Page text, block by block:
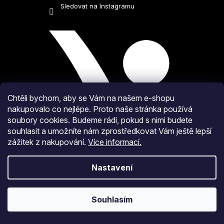
Chtěli bychom, aby se Vám na našem e-shopu
nakupovalo co nejlépe. Proto naše stránka používá
soubory cookies. Budeme rádi, pokud s nimi budete
souhlasit a umožníte nám zprostředkovat Vám ještě lepší
zážitek z nakupování. Více informací.
Nastavení
Souhlasím
p
Sledovat na Instagramu